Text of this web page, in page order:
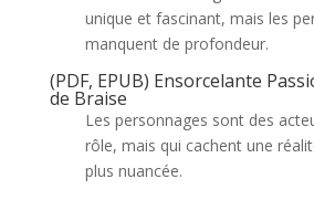
unique et fascinant, mais les
manquent de profondeur.
(PDF, EPUB) Ensorcelante
de Braise
Les personnages sont des
rôle, mais qui cachent une
plus nuancée.